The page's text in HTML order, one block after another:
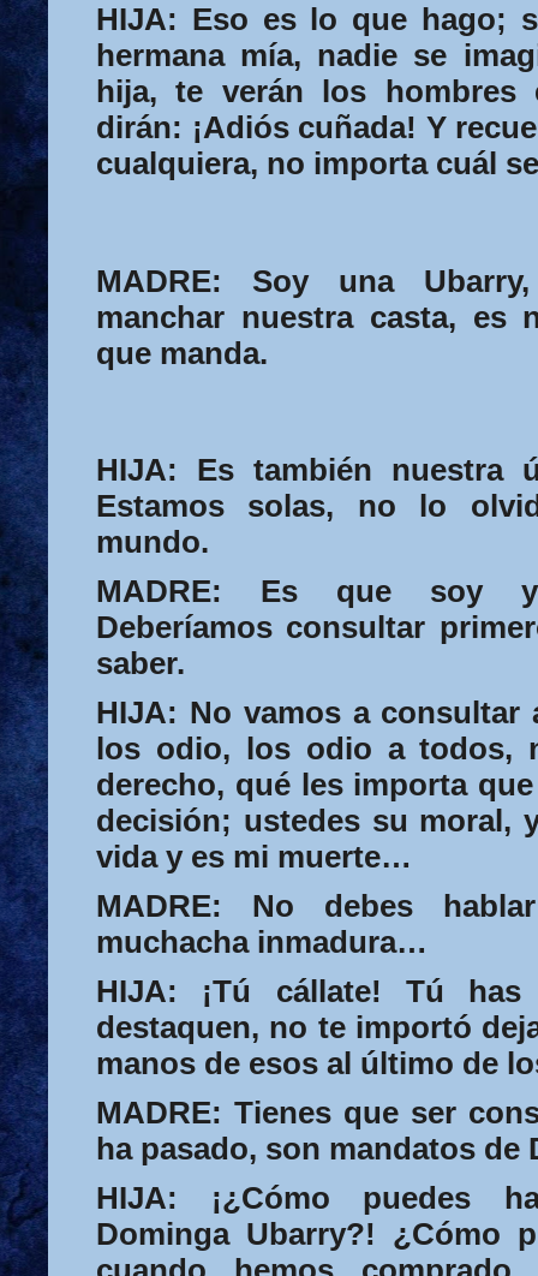
HIJA: Eso es lo que hago;
hermana mía, nadie se
hija, te verán los hombres
dirán: ¡Adiós cuñada! Y
cualquiera, no importa cuál
MADRE: Soy una
manchar nuestra casta, es
que manda.
HIJA: Es también nuestra
Estamos solas, no lo
mundo.
MADRE: Es que soy
Deberíamos consultar
saber.
HIJA: No vamos a consultar
los odio, los odio a todos,
derecho, qué les importa
decisión; ustedes su moral,
vida y es mi muerte…
MADRE: No debes
muchacha inmadura…
HIJA: ¡Tú cállate! Tú
destaquen, no te importó
manos de esos al último de
MADRE: Tienes que ser
ha pasado, son mandatos de
HIJA: ¡¿Cómo puedes
Dominga Ubarry?! ¿Cómo